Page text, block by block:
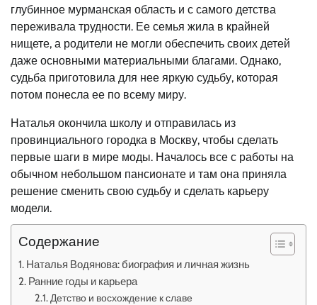
глубинное мурманская область и с самого детства
переживала трудности. Ее семья жила в крайней
нищете, а родители не могли обеспечить своих детей
даже основными материальными благами. Однако,
судьба приготовила для нее яркую судьбу, которая
потом понесла ее по всему миру.
Наталья окончила школу и отправилась из
провинциального городка в Москву, чтобы сделать
первые шаги в мире моды. Началось все с работы на
обычном небольшом пансионате и там она приняла
решение сменить свою судьбу и сделать карьеру
модели.
Содержание
Наталья Водянова: биография и личная жизнь
Ранние годы и карьера
Детство и восхождение к славе